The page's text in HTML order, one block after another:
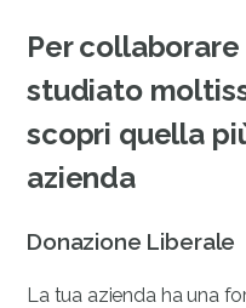
Per
studiato
scopri quella
azienda
Donazione Liberale
La tua azienda ha una